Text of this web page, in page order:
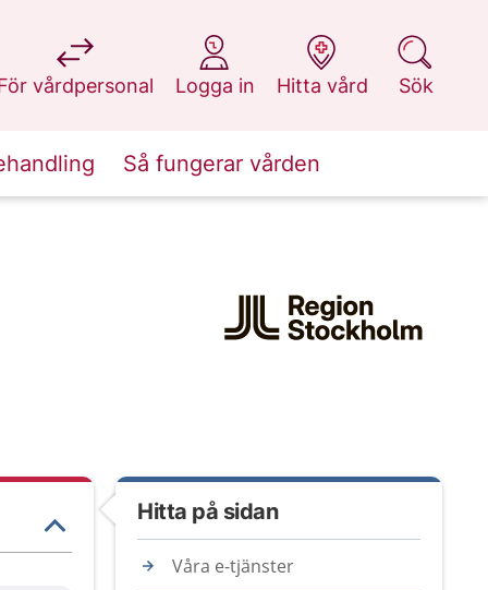
vårdpersonal
på 1177.se
Logga in
på 1177.se
Hitta vård
på 1177.se
Sök
på 1177.se
Så fungerar vården
Hitta på sidan
Våra e-tjänster